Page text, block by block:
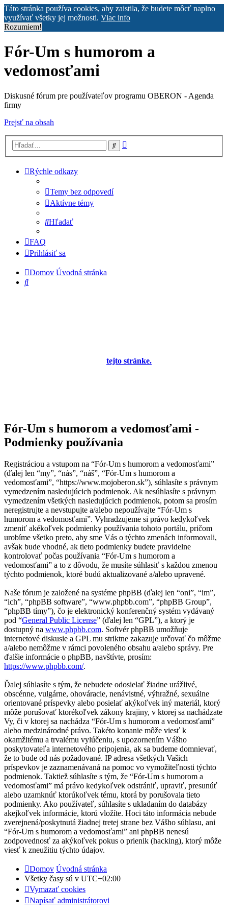
Táto stránka používa cookies, aby zaistila, že budete môcť naplno
využívať všetky jej možnosti. Viac info
Rozumiem!
Fór-Um s humorom a
vedomosťami
Diskusné fórum pre používateľov programu OBERON - Agenda
firmy
Prejsť na obsah
Hľadať
Rýchle odkazy
Temy bez odpovedí
Aktívne témy
Hľadať
FAQ
Prihlásiť sa
Domov Úvodná stránka
Hľadať
tejto stránke.
Fór-Um s humorom a vedomosťami -
Podmienky používania
Registráciou a vstupom na “Fór-Um s humorom a vedomosťami”
(ďalej len “my”, “nás”, “náš”, “Fór-Um s humorom a
vedomosťami”, “https://www.mojoberon.sk”), súhlasíte s právnym
vymedzením nasledujúcich podmienok. Ak nesúhlasíte s právnym
vymedzením všetkých nasledujúcich podmienok, potom sa prosím
neregistrujte a nevstupujte a/alebo nepoužívajte “Fór-Um s
humorom a vedomosťami”. Vyhradzujeme si právo kedykoľvek
zmeniť akékoľvek podmienky používania tohoto portálu, pričom
urobíme všetko preto, aby sme Vás o týchto zmenách informovali,
avšak bude vhodné, ak tieto podmienky budete pravidelne
kontrolovať počas používania “Fór-Um s humorom a
vedomosťami” a to z dôvodu, že musíte súhlasiť s každou zmenou
týchto podmienok, ktoré budú aktualizované a/alebo upravené.
Naše fórum je založené na systéme phpBB (ďalej len “oni”, “im”,
“ich”, “phpBB software”, “www.phpbb.com”, “phpBB Group”,
“phpBB tímy”), čo je elektronický konferenčný systém vydávaný
pod “General Public License” (ďalej len “GPL”), a ktorý je
dostupný na www.phpbb.com. Softvér phpBB umožňuje
internetové diskusie a GPL mu striktne zakazuje určovať čo môžme
a/alebo nemôžme v rámci povoleného obsahu a/alebo správy. Pre
ďalšie informácie o phpBB, navštívte, prosím:
https://www.phpbb.com/.
Ďalej súhlasíte s tým, že nebudete odosielať žiadne urážlivé,
obscénne, vulgárne, ohováracie, nenávistné, výhražné, sexuálne
orientované príspevky alebo posielať akýkoľvek iný materiál, ktorý
môže porušovať ktorékoľvek zákony krajiny, v ktorej sa nachádzate
Vy, či v ktorej sa nachádza “Fór-Um s humorom a vedomosťami”
alebo medzinárodné právo. Takéto konanie môže viesť k
okamžitému a trvalému vylúčeniu, s upozornením Vášho
poskytovateľa internetového pripojenia, ak sa budeme domnievať,
že to bude od nás požadované. IP adresa všetkých Vašich
príspevkov je zaznamenávaná na pomoc vo vymožiteľnosti týchto
podmienok. Taktiež súhlasíte s tým, že “Fór-Um s humorom a
vedomosťami” má právo kedykoľvek odstrániť, upraviť, presunúť
alebo uzamknúť ktorúkoľvek tému, ktorá by porušovala tieto
podmienky. Ako používateľ, súhlasíte s ukladaním do databázy
akejkoľvek informácie, ktorú vložíte. Hoci táto informácia nebude
zverejnená/poskytnutá žiadnej tretej strane bez Vášho súhlasu, ani
“Fór-Um s humorom a vedomosťami” ani phpBB nenesú
zodpovednosť za akýkoľvek pokus o prienik (hacking), ktorý môže
viesť k zneužitiu týchto údajov.
Domov Úvodná stránka
Všetky časy sú v UTC+02:00
Vymazať cookies
Napísať administrátorovi